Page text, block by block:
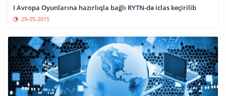
I Avropa Oyunlarına hazırlıqla bağlı RYTN-də iclas keçirilib
29-05-2015